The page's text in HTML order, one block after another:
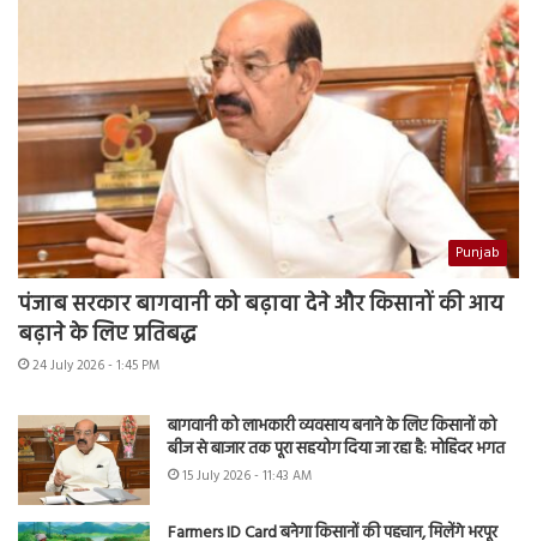
Punjab
पंजाब सरकार बागवानी को बढ़ावा देने और किसानों की आय
बढ़ाने के लिए प्रतिबद्ध
24 July 2026 - 1:45 PM
बागवानी को लाभकारी व्यवसाय बनाने के लिए किसानों को
बीज से बाजार तक पूरा सहयोग दिया जा रहा है: मोहिंदर भगत
15 July 2026 - 11:43 AM
Farmers ID Card बनेगा किसानों की पहचान, मिलेंगे भरपूर